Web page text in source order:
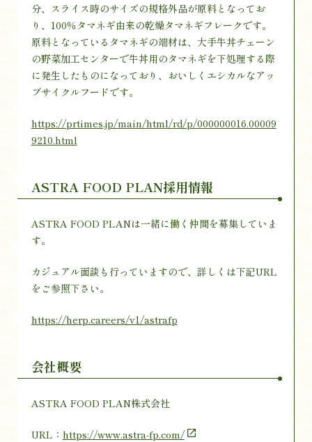
分、スライス時のサイズの規格外品が原料となってお
り、100％タマネギ由来の乾燥タマネギフレークです。
原料となっているタマネギの端材は、大手牛丼チェーン
の野菜加工センターで牛丼用のタマネギを下処理する際
に発生したものになっており、おいしくエシカルなアッ
プサイクルフードです。
https://prtimes.jp/main/html/rd/p/000000016.00009
9210.html
ASTRA FOOD PLAN採用情報
ASTRA FOOD PLANは一緒に働く仲間を募集していま
す。
カジュアル面談も行っていますので、詳しくは下記URL
をご参照下さい。
https://herp.careers/v1/astrafp
会社概要
ASTRA FOOD PLAN株式会社
URL： https://www.astra-fp.com/